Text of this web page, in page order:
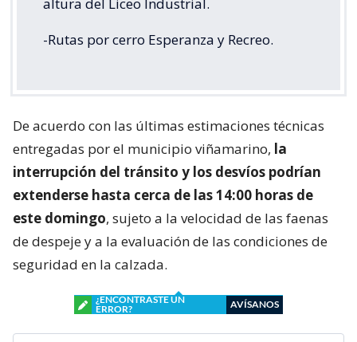
altura del Liceo Industrial.
-Rutas por cerro Esperanza y Recreo.
De acuerdo con las últimas estimaciones técnicas
entregadas por el municipio viñamarino, la
interrupción del tránsito y los desvíos podrían
extenderse hasta cerca de las 14:00 horas de
este domingo, sujeto a la velocidad de las faenas
de despeje y a la evaluación de las condiciones de
seguridad en la calzada.
¿ENCONTRASTE UN
ERROR?
AVÍSANOS